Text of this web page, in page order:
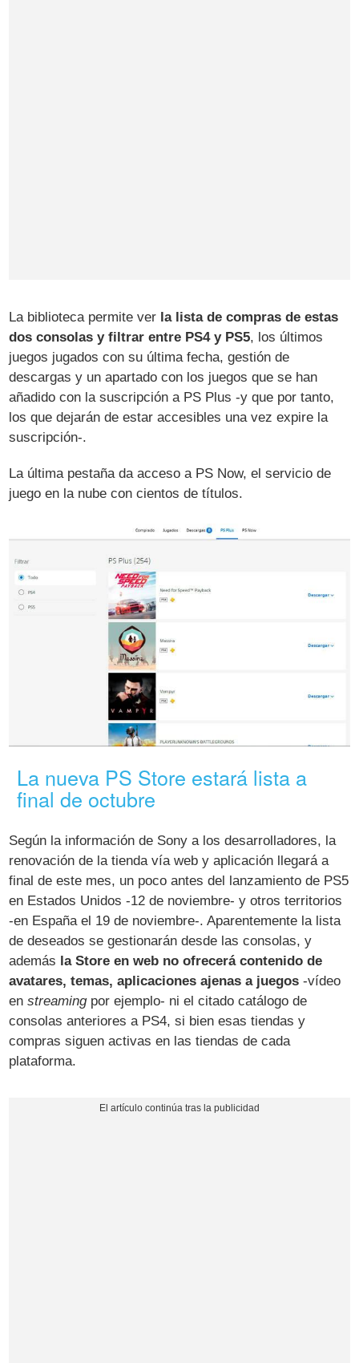
La biblioteca permite ver la lista de compras de estas
dos consolas y filtrar entre PS4 y PS5, los últimos
juegos jugados con su última fecha, gestión de
descargas y un apartado con los juegos que se han
añadido con la suscripción a PS Plus -y que por tanto,
los que dejarán de estar accesibles una vez expire la
suscripción-.
La última pestaña da acceso a PS Now, el servicio de
juego en la nube con cientos de títulos.
La nueva PS Store estará lista a
final de octubre
Según la información de Sony a los desarrolladores, la
renovación de la tienda vía web y aplicación llegará a
final de este mes, un poco antes del lanzamiento de PS5
en Estados Unidos -12 de noviembre- y otros territorios
-en España el 19 de noviembre-. Aparentemente la lista
de deseados se gestionarán desde las consolas, y
además la Store en web no ofrecerá contenido de
avatares, temas, aplicaciones ajenas a juegos -vídeo
enstreamingpor ejemplo- ni el citado catálogo de
consolas anteriores a PS4, si bien esas tiendas y
compras siguen activas en las tiendas de cada
plataforma.